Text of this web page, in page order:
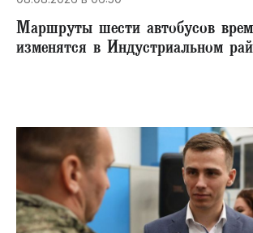
Маршруты шести автобусов
изменятся в Индустриальном